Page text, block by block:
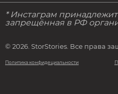
* Инстаграм
запрещённая в РФ
© 2026. StorStories. Все права
Политика конфидециальности